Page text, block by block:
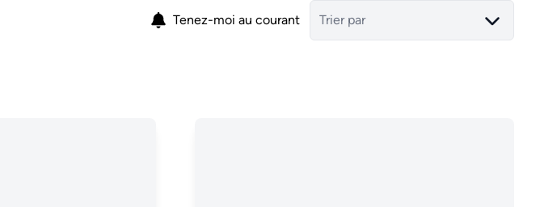
Tenez-moi au courant Trier par